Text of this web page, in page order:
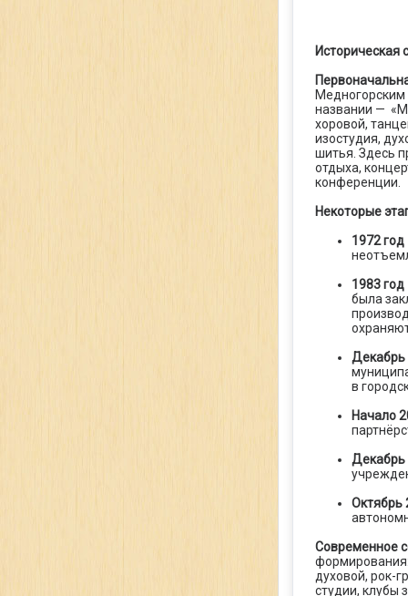
Историческая
Медногорским
названии —
хоровой,
изостудия,
шитья. Здесь
отдыха,
конференции.
Некоторые
1972 год
1983 год
была
Декабрь
в
Начало
Декабрь
Октябрь
Современное
духовой, рок-
студии, клубы